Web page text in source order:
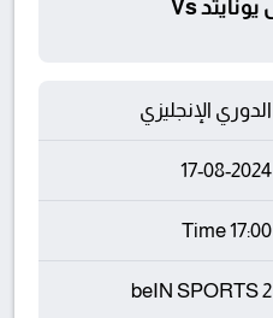
بطاقة المباراة نيوكاسل يونايتد Vs
الدوري الإنجليزي
17-08-2024
17:00 Time
beIN SPORTS 2